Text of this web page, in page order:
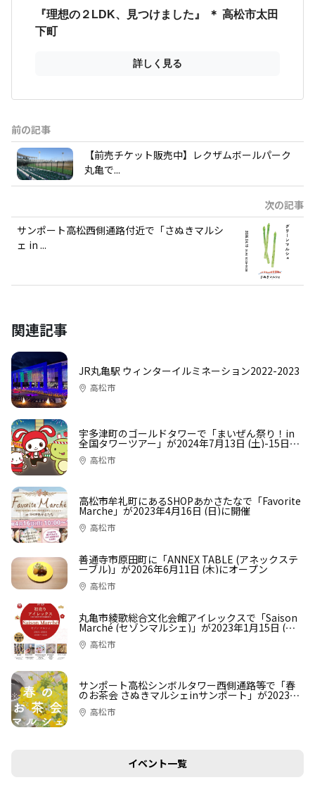
前の記事
【前売チケット販売中】レクザムボールパーク
丸亀で...
次の記事
サンポート高松西側通路付近で「さぬきマルシ
ェ in ...
関連記事
JR丸亀駅 ウィンターイルミネーション2022-2023
高松市
宇多津町のゴールドタワーで「まいぜん祭り！in
全国タワーツアー」が2024年7月13日 (土)-15日
(月)に開催【ヒメクリ広告】
高松市
高松市牟礼町にあるSHOPあかさたなで「Favorite
Marche」が2023年4月16日 (日)に開催
高松市
善通寺市原田町に「ANNEX TABLE (アネックステ
ーブル)」が2026年6月11日 (木)にオープン
高松市
丸亀市綾歌総合文化会館アイレックスで「Saison
Marché (セゾンマルシェ)」が2023年1月15日 (日)
に開催
高松市
サンポート高松シンボルタワー西側通路等で「春
のお茶会 さぬきマルシェinサンポート」が2023年
4月16日 (日)に開催
高松市
イベント一覧